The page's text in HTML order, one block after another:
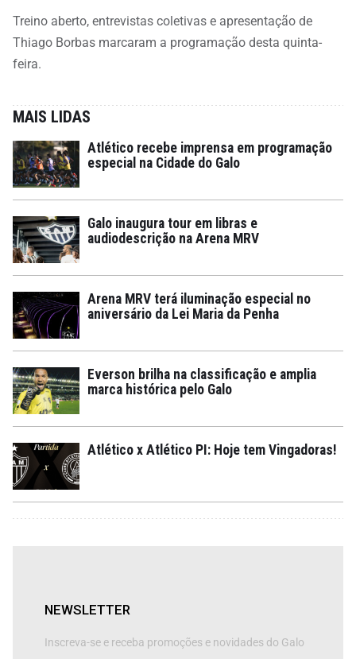
Treino aberto, entrevistas coletivas e apresentação de
Thiago Borbas marcaram a programação desta quinta-
feira.
MAIS LIDAS
Atlético recebe imprensa em programação
especial na Cidade do Galo
Galo inaugura tour em libras e
audiodescrição na Arena MRV
Arena MRV terá iluminação especial no
aniversário da Lei Maria da Penha
Everson brilha na classificação e amplia
marca histórica pelo Galo
Atlético x Atlético PI: Hoje tem Vingadoras!
NEWSLETTER
Inscreva-se e receba promoções e novidades do Galo